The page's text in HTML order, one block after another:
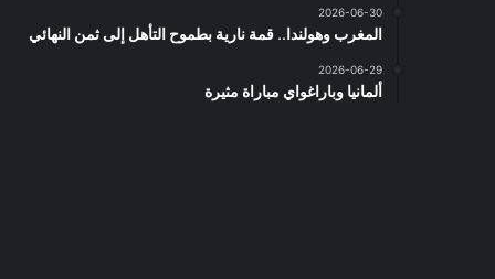
2026-06-30
المغرب وهولندا.. قمة نارية بطموح التأهل إلى ثمن النهائي
2026-06-29
ألمانيا وباراغواي مباراة مثيرة